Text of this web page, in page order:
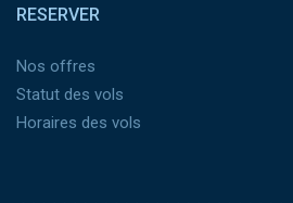
RESERVER
Nos offres
Statut des vols
Horaires des vols